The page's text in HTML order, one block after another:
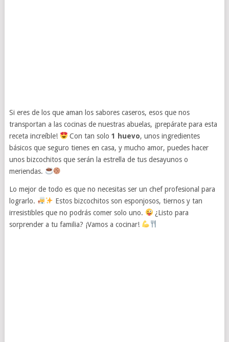
Si eres de los que aman los sabores caseros, esos que nos
transportan a las cocinas de nuestras abuelas, ¡prepárate para esta
receta increíble!
Con tan solo1 huevo, unos ingredientes
básicos que seguro tienes en casa, y mucho amor, puedes hacer
unos bizcochitos que serán la estrella de tus desayunos o
meriendas.
Lo mejor de todo es que no necesitas ser un chef profesional para
lograrlo.
Estos bizcochitos son esponjosos, tiernos y tan
irresistibles que no podrás comer solo uno.
¿Listo para
sorprender a tu familia? ¡Vamos a cocinar!